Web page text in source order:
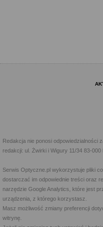
Redakcja nie ponosi odpowiedzialności
redakcji: ul. Żwirki i Wigury 11/34 83-
Serwis Optyczne.pl wykorzystuje pliki
dostarczać im odpowiednie treści oraz
narzędzie Google Analytics, które jest
urządzenia, z którego korzystasz.
Masz możliwość zmiany preferencji
witrynę.